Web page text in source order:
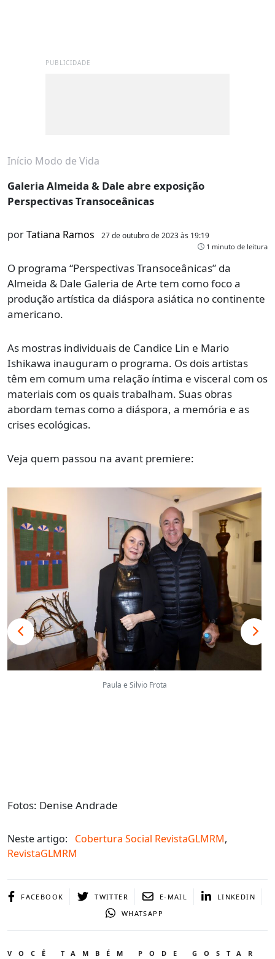
PUBLICIDADE
Início Modo de Vida
Galeria Almeida & Dale abre exposição
Perspectivas Transoceânicas
porTatiana Ramos 27 de outubro de 2023 às 19:19
1 minuto de leitura
O programa “Perspectivas Transoceânicas” da
Almeida & Dale Galeria de Arte tem como foco a
produção artística da diáspora asiática no continente
americano.
As mostras individuais de Candice Lin e Mario
Ishikawa inauguram o programa. Os dois artistas
têm em comum uma relação íntima e visceral com os
materiais com os quais trabalham. Suas obras
abordam temas como a diáspora, a memória e as
crises ecológicas.
Veja quem passou na avant premiere:
Paula e Silvio Frota
Fotos: Denise Andrade
Neste artigo: Cobertura Social RevistaGLMRM,
RevistaGLMRM
FACEBOOK TWITTER E-MAIL
LINKEDIN
WHATSAPP
VOCÊ TAMBÉM PODE GOSTAR